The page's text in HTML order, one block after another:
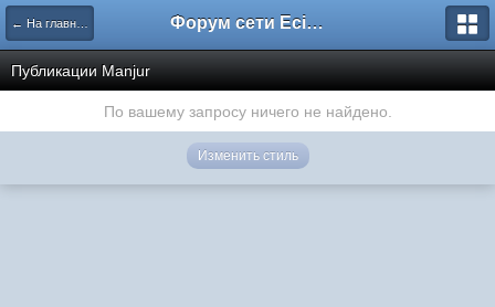
← На главную Форум сети EciлNet
Публикации Manjur
По вашему запросу ничего не найдено.
Изменить стиль